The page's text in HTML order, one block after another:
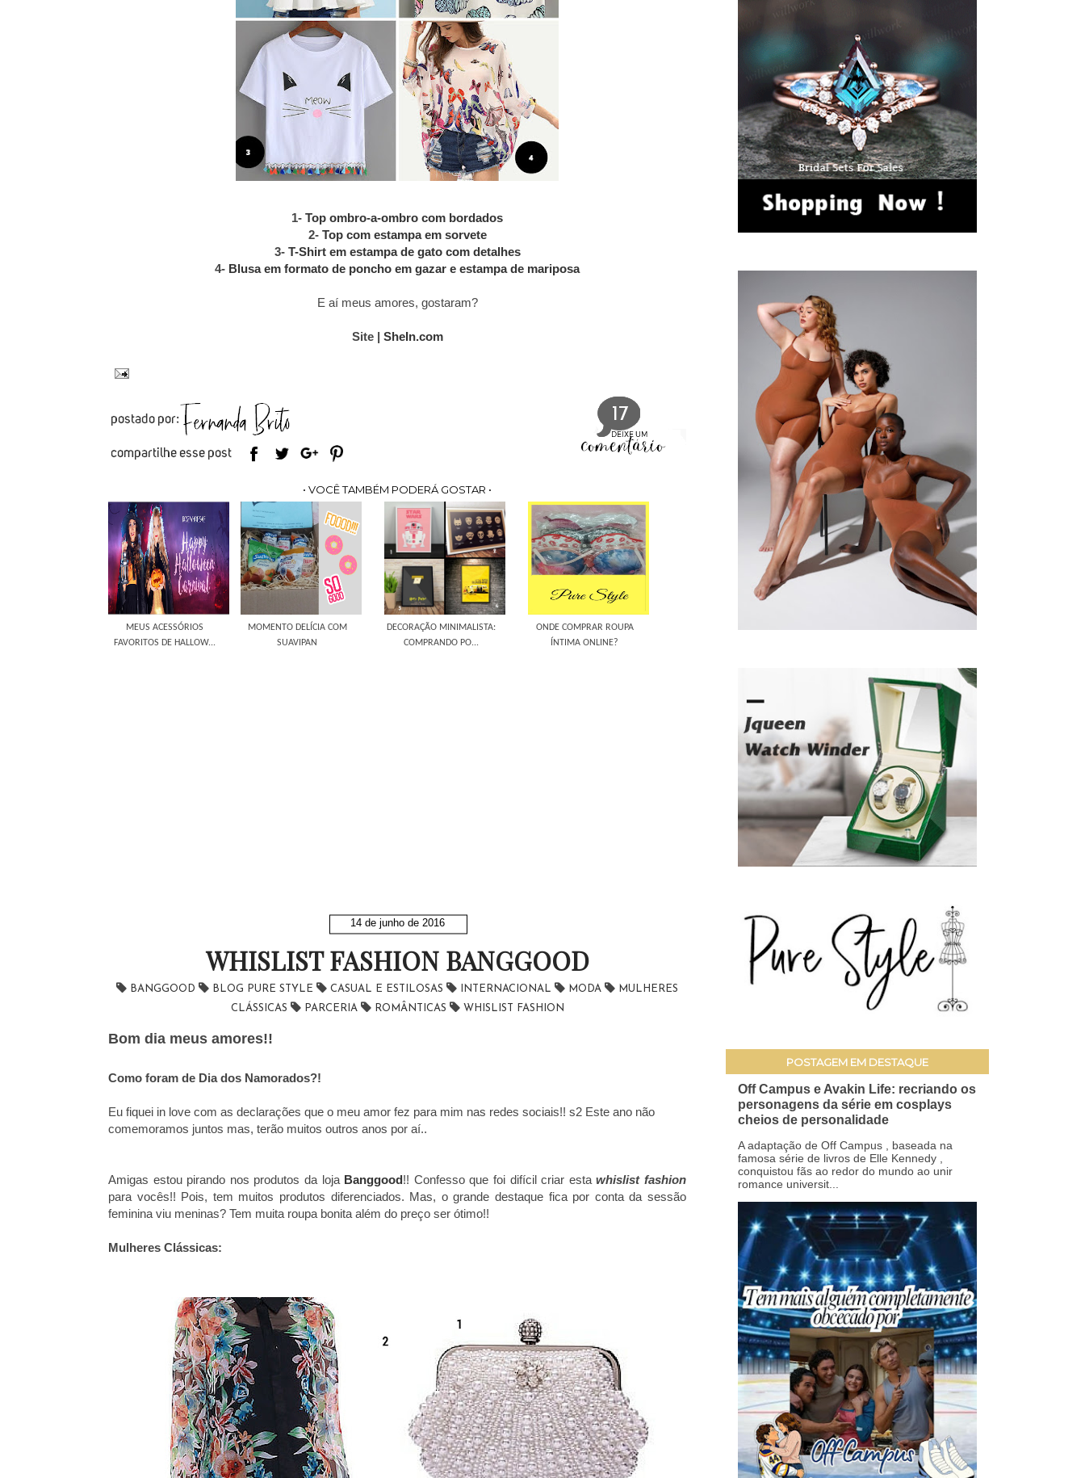
1- Top ombro-a-ombro com bordados
2- Top com estampa em sorvete
3- T-Shirt em estampa de gato com detalhes
4- Blusa em formato de poncho em gazar e estampa de mariposa
E aí meus amores, gostaram?
Site | SheIn.com
17
• VOCÊ TAMBÉM PODERÁ GOSTAR •
MEUS ACESSÓRIOS
FAVORITOS DE HALLOW...
MOMENTO DELÍCIA COM
SUAVIPAN
DECORAÇÃO MINIMALISTA:
COMPRANDO PO...
ONDE COMPRAR ROUPA
ÍNTIMA ONLINE?
14 de junho de 2016
WHISLIST FASHION BANGGOOD
BANGGOOD BLOG PURE STYLE CASUAL E ESTILOSAS INTERNACIONAL MODA
MULHERES
CLÁSSICAS
PARCERIA ROMÂNTICAS WHISLIST FASHION
Bom dia meus amores!!
Como foram de Dia dos Namorados?!
Eu fiquei in love com as declarações que o meu amor fez para mim nas redes sociais!! s2 Este ano não
comemoramos juntos mas, terão muitos outros anos por aí..
Amigas estou pirando nos produtos da loja Banggood!! Confesso que foi difícil criar estawhislist fashion
para vocês!! Pois, tem muitos produtos diferenciados. Mas, o grande destaque fica por conta da sessão
feminina viu meninas? Tem muita roupa bonita além do preço ser ótimo!!
Mulheres Clássicas:
POSTAGEM EM DESTAQUE
Off Campus e Avakin Life: recriando os
personagens da série em cosplays
cheios de personalidade
A adaptação de Off Campus , baseada na
famosa série de livros de Elle Kennedy ,
conquistou fãs ao redor do mundo ao unir
romance universit...